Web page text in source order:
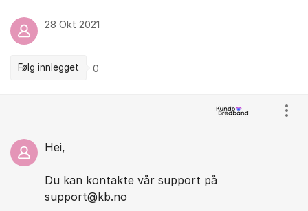
28 Okt 2021
Følg innlegget 0
Hei,
Du kan kontakte vår support på
support@kb.no
Vis/